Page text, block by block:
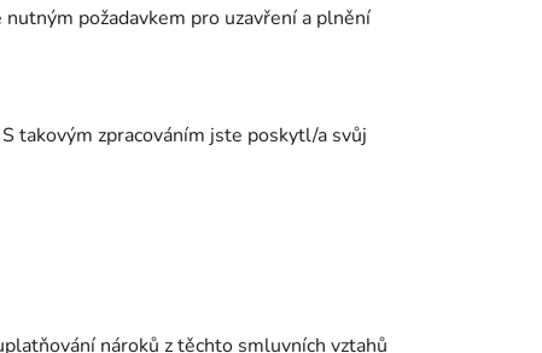
požadavkem pro uzavření a plnění
takovým zpracováním jste poskytl/a svůj
nároků z těchto smluvních vztahů